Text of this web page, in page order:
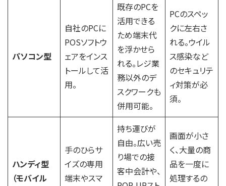
パソコン型
自社のPCに
POSソフトウ
ェアをインス
トールして活
用。
既存のPCを
活用できる
ため端末代
を浮かせら
れる。レジ業
務以外のデ
スクワークも
併用可能。
PCのスペッ
クに左右さ
れる。ウイル
ス感染など
のセキュリテ
ィ対策が必
須。
ハンディ型
（モバイル
手のひらサ
イズの専用
端末やスマ
持ち運びが
自由。広い売
り場での接
客中会計や、
画面が小さ
く、大量の商
品を一度に
処理するの